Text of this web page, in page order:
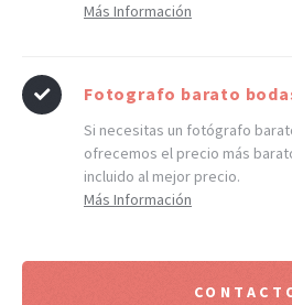
Más Información
Fotografo barato
Si necesitas un fotógrafo
ofrecemos el precio más
incluido al mejor precio.
Más Información